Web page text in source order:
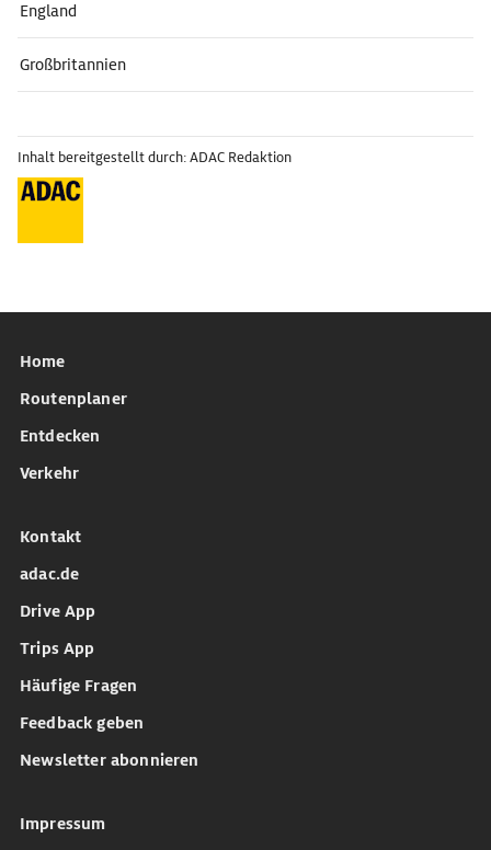
England
Großbritannien
Inhalt bereitgestellt durch: ADAC Redaktion
Home
Routenplaner
Entdecken
Verkehr
Kontakt
adac.de
Drive App
Trips App
Häufige Fragen
Feedback geben
Newsletter abonnieren
Impressum